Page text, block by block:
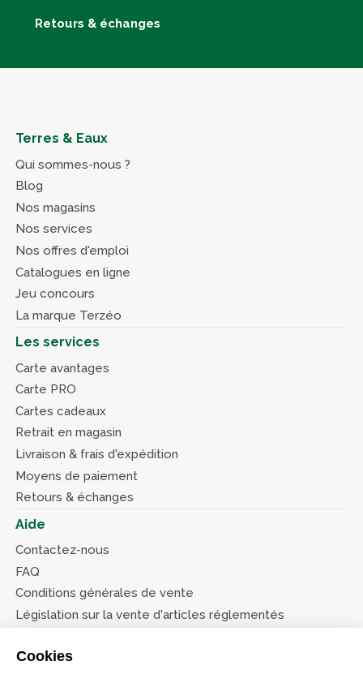
Cookies
Retours & échanges
Terres & Eaux
Qui sommes-nous ?
Blog
Nos magasins
Nos services
Nos offres d'emploi
Catalogues en ligne
Jeu concours
La marque Terzéo
Les services
Carte avantages
Carte PRO
Cartes cadeaux
Retrait en magasin
Livraison & frais d'expédition
Moyens de paiement
Retours & échanges
Aide
Contactez-nous
FAQ
Conditions générales de vente
Législation sur la vente d'articles réglementés
Conditions de nos offres